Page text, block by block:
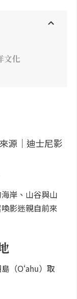
文化
岸、山谷與山
影迷親自前來
（Oʻahu）取